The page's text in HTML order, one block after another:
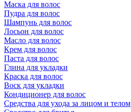
Маска для волос
Пудра для волос
Шампунь для волос
Лосьон для волос
Масло для волос
Крем для волос
Паста для волос
Глина для укладки
Краска для волос
Воск для укладки
Кондиционер для волос
Средства для ухода за лицом и телом